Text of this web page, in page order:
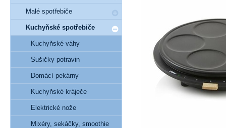
Malé spotřebiče
Kuchyňské spotřebiče
Kuchyňské váhy
Sušičky potravin
Domácí pekárny
Kuchyňské kráječe
Elektrické nože
Mixéry, sekáčky, smoothie